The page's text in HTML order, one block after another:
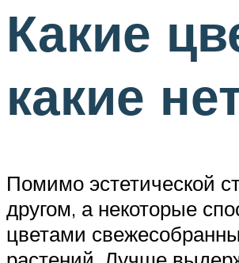
Какие
какие
Помимо эстетической
другом, а некоторые
цветами